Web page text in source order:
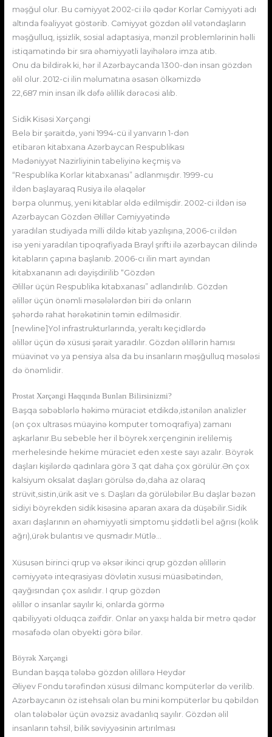
məşğul olur. Bu cəmiyyət 2002-ci ilə qədər Korlar Cəmiyyəti adı
altında fəaliyyət göstərib. Cəmiyyət gözdən əlil vətəndaşların
məşğulluq, işsizlik, sosial adaptasiya, mənzil problemlərinin həlli
istiqamətində bir sıra əhəmiyyətli layihələrə imza atıb.
Onu da bildirək ki, hər il Azərbaycanda 1300-dən insan gözdən
əlil olur. 2012-ci ilin məlumatına əsasən ölkəmizdə
22,687 min insan ilk dəfə əlillik dərəcəsi alıb.
Sidik Kisəsi Xərçəngi
Belə bir şəraitdə, yəni 1994-cü il yanvarın 1-dən
etibarən kitabxana Azərbaycan Respublikası
Mədəniyyət Nazirliyinin tabeliyinə keçmiş və
“Respublika Korlar kitabxanası” adlanmışdır. 1999-cu
ildən başlayaraq Rusiya ilə əlaqələr
bərpa olunmuş, yeni kitablar əldə edilmişdir. 2002-ci ildən isə
Azərbaycan Gözdən Əlillər Cəmiyyətində
yaradılan studiyada milli dildə kitab yazılışına, 2006-cı ildən
isə yeni yaradılan tipoqrafiyada Brayl şrifti ilə azərbaycan dilində
kitabların çapına başlanıb. 2006-cı ilin mart ayından
kitabxananın adı dəyişdirilib “Gözdən
Əlillər üçün Respublika kitabxanası” adlandırılıb. Gözdən
əlillər üçün önəmli məsələlərdən biri də onların
şəhərdə rahat hərəkətinin təmin edilməsidir.
[newline]Yol infrastrukturlarında, yeraltı keçidlərdə
əlillər üçün də xüsusi şərait yaradılır. Gözdən əlillərin hamısı
müavinət və ya pensiya alsa da bu insanların məşğulluq məsələsi
də önəmlidir.
Prostat Xərçəngi Haqqında Bunları Bilirsinizmi?
Başqa səbəblərlə həkimə müraciət etdikdə,istənilən analizler
(ən çox ultrasəs müayinə komputer tomoqrafiya) zamanı
aşkarlanır.Bu sebeble her il böyrek xerçenginin irelilemiş
merhelesinde hekime müraciet eden xeste sayı azalır. Böyrək
daşları kişilərdə qadınlara görə 3 qat daha çox görülür.Ən çox
kalsiyum oksalat daşları görülsə də,daha az olaraq
strüvit,sistin,ürik asit ve s. Daşları da görüləbilər.Bu daşlar bəzən
sidiyi böyrekden sidik kisəsinə aparan axara da düşəbilir.Sidik
axarı daşlarının ən əhəmiyyətli simptomu şiddətli bel ağrısı (kolik
ağrı),ürək bulantısı ve qusmadır.Mütlə…
Xüsusən birinci qrup və əksər ikinci qrup gözdən əlillərin
cəmiyyətə inteqrasiyası dövlətin xususi müasibətindən,
qayğısından çox asılıdır. I qrup gözdən
əlillər o insanlar sayılır ki, onlarda görmə
qabiliyyəti olduqca zəifdir. Onlar ən yaxşı halda bir metrə qədər
məsafədə olan obyekti görə bilər.
Böyrək Xərçəngi
Bundan başqa tələbə gözdən əlillərə Heydər
Əliyev Fondu tərəfindən xüsusi dilmanc kompüterlər də verilib.
Azərbaycanın öz istehsalı olan bu mini kompüterlər bu qəbildən
olan tələbələr üçün əvəzsiz avadanlıq sayılır. Gözdən əlil
insanların təhsil, bilik səviyyəsinin artırılması